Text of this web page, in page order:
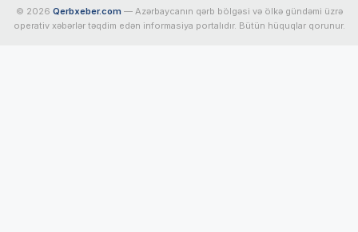
© 2026 Qerbxeber.com — Azərbaycanın qərb bölgəsi və ölkə gündəmi üzrə
operativ xəbərlər təqdim edən informasiya portalıdır. Bütün hüquqlar qorunur.